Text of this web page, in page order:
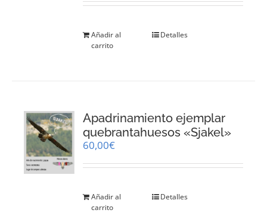
Añadir al
carrito
Detalles
Apadrinamiento ejemplar
quebrantahuesos «Sjakel»
60,00€
Añadir al
carrito
Detalles